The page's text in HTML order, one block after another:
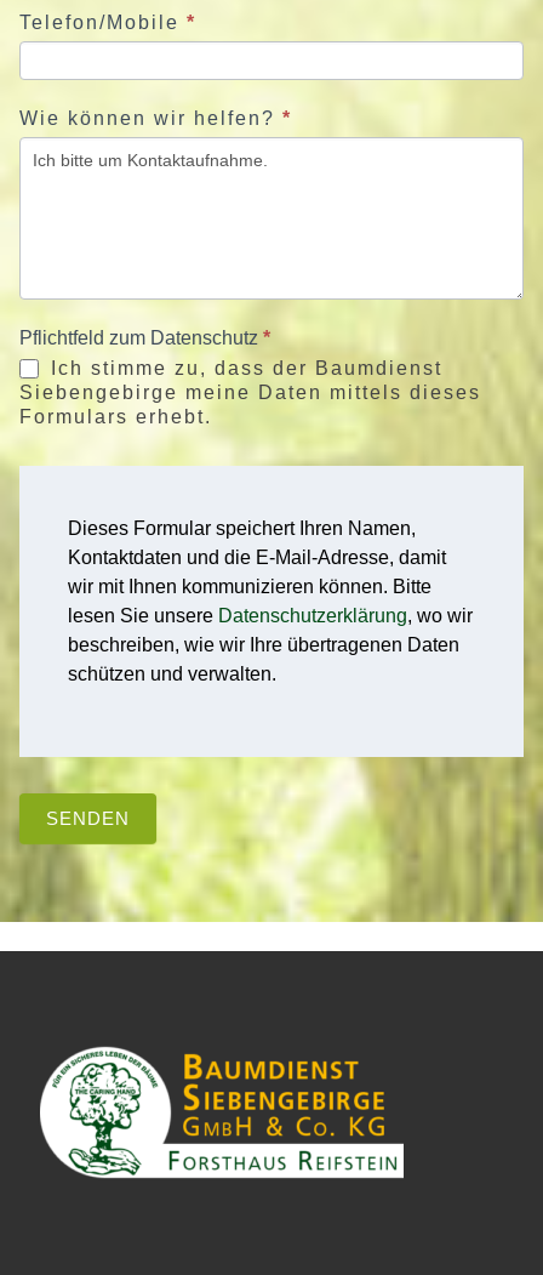
Telefon/Mobile *
Wie können wir helfen? *
Pflichtfeld zum Datenschutz *
Ich stimme zu, dass der Baumdienst
Siebengebirge meine Daten mittels dieses
Formulars erhebt.
Dieses Formular speichert Ihren Namen,
Kontaktdaten und die E-Mail-Adresse, damit
wir mit Ihnen kommunizieren können. Bitte
lesen Sie unsere Datenschutzerklärung, wo wir
beschreiben, wie wir Ihre übertragenen Daten
schützen und verwalten.
SENDEN